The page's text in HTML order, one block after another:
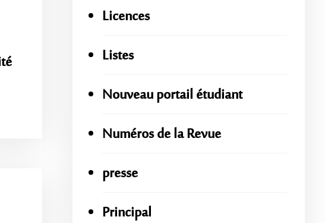
Licences
Listes
Nouveau portail étudiant
Numéros de la Revue
presse
Principal